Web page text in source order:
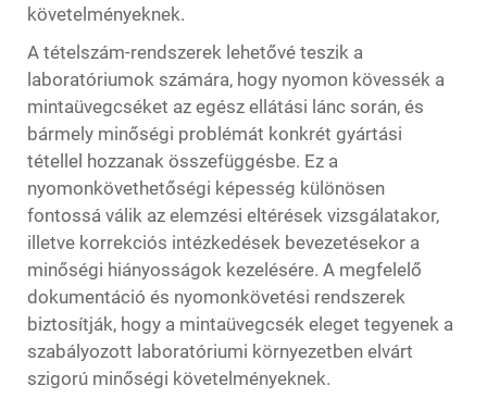
követelményeknek.
A tételszám-rendszerek lehetővé teszik a
laboratóriumok számára, hogy nyomon kövessék a
mintaüvegcséket az egész ellátási lánc során, és
bármely minőségi problémát konkrét gyártási
tétellel hozzanak összefüggésbe. Ez a
nyomonkövethetőségi képesség különösen
fontossá válik az elemzési eltérések vizsgálatakor,
illetve korrekciós intézkedések bevezetésekor a
minőségi hiányosságok kezelésére. A megfelelő
dokumentáció és nyomonkövetési rendszerek
biztosítják, hogy a mintaüvegcsék eleget tegyenek a
szabályozott laboratóriumi környezetben elvárt
szigorú minőségi követelményeknek.